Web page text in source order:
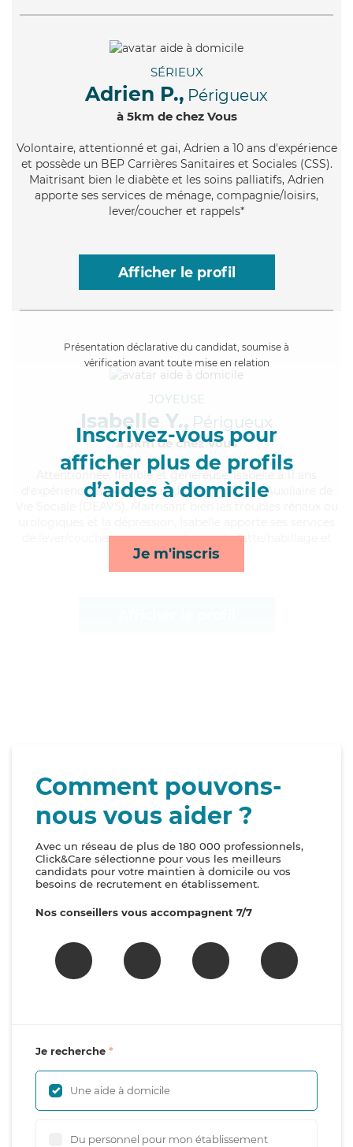
SÉRIEUX
Adrien P., Périgueux
à 5km de chez Vous
Volontaire, attentionné et gai, Adrien a 10 ans d'expérience
et possède un BEP Carrières Sanitaires et Sociales (CSS).
Maitrisant bien le diabète et les soins palliatifs, Adrien
apporte ses services de ménage, compagnie/loisirs,
lever/coucher et rappels*
Afficher le profil
Présentation déclarative du candidat, soumise à
vérification avant toute mise en relation
Inscrivez-vous pour
afficher plus de profils
d’aides à domicile
Je m'inscris
JOYEUSE
Isabelle Y., Périgueux
à 5km de chez Vous
, flexible et généreuse, Isabelle a 11 ans
d'expérience et possède un diplôme d'État d'Auxiliaire de
de lever/coucher, compagnie/loisirs, toilette/habillage et
repas*
Comment pouvons-
nous vous aider ?
Avec un réseau de plus de 180 000 professionnels,
Click&Care sélectionne pour vous les meilleurs
candidats pour votre maintien à domicile ou vos
besoins de recrutement en établissement.
Nos conseillers vous accompagnent 7/7
Je recherche
Une aide à domicile
Du personnel pour mon établissement